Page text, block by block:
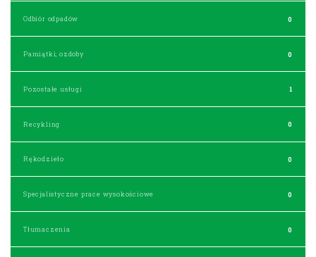
Odbiór odpadów 0
Pamiątki, ozdoby 0
Pozostałe usługi 1
Recykling 0
Rękodzieło 0
Specjalistyczne prace wysokościowe 0
Tłumaczenia 0